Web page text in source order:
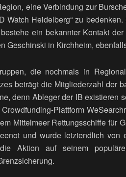
eine Verbindung zur
Watch Heidelberg“ zu
ein bekannter Kontakt
Geschinski in Kirchheim,
die nochmals in
beträgt die Mitgliederzahl der
denn Ableger der IB existieren
Plattform
Mittelmeer Rettungsschiffe für
und wurde letztendlich von
Aktion auf seinem